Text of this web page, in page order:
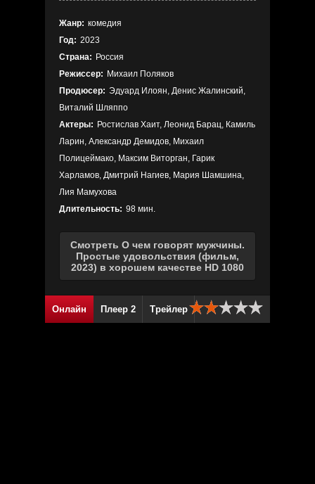
Жанр: комедия
Год: 2023
Страна: Россия
Режиссер: Михаил Поляков
Продюсер: Эдуард Илоян, Денис Жалинский,
Виталий Шляппо
Актеры: Ростислав Хаит, Леонид Барац, Камиль
Ларин, Александр Демидов, Михаил
Полицеймако, Максим Виторган, Гарик
Харламов, Дмитрий Нагиев, Мария Шамшина,
Лия Мамухова
Длительность: 98 мин.
Смотреть О чем говорят мужчины.
Простые удовольствия (фильм,
2023) в хорошем качестве HD 1080
Онлайн Плеер 2 Трейлер